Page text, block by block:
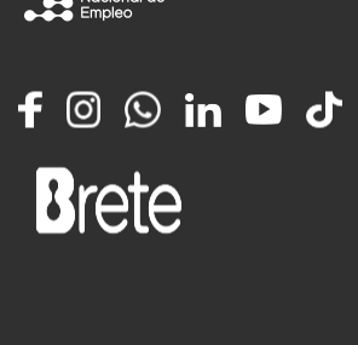
FacebookInstagramWhatsappLinkedInYouTube
TikTok